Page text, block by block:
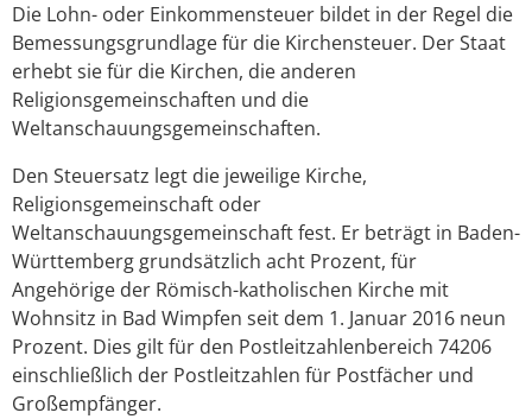
Die Lohn- oder Einkommensteuer bildet in der Regel die
Bemessungsgrundlage für die Kirchensteuer. Der Staat
erhebt sie für die Kirchen, die anderen
Religionsgemeinschaften und die
Weltanschauungsgemeinschaften.
Den Steuersatz legt die jeweilige Kirche,
Religionsgemeinschaft oder
Weltanschauungsgemeinschaft fest. Er beträgt in Baden-
Württemberg grundsätzlich acht Prozent, für
Angehörige der Römisch-katholischen Kirche mit
Wohnsitz in Bad Wimpfen seit dem 1. Januar 2016 neun
Prozent. Dies gilt für den Postleitzahlenbereich 74206
einschließlich der Postleitzahlen für Postfächer und
Großempfänger.